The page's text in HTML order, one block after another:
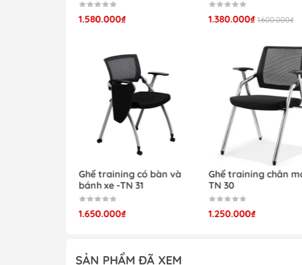
Kích thước chi tiết của
Mẫu ghế đào tạo có
Ghế đào tạo có bàn -TN 23 có
Ghế đào tạo có bàn -TN 23
1.580.000₫ 1.380.000₫ 1.600.000₫
Ghế training có bàn và
bánh xe -TN 31
1.650.000₫
Ghế training chân
TN 30
1.250.000₫
SẢN PHẨM ĐÃ XEM